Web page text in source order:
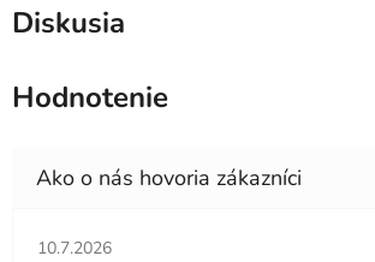
Diskusia
Hodnotenie
Hodnotenie obchodu je 5 z 5 hviezdičiek.
10.7.2026